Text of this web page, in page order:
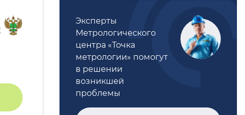
Эксперты
Метрологического
центра «Точка
метрологии» помогут
в решении
возникшей
проблемы